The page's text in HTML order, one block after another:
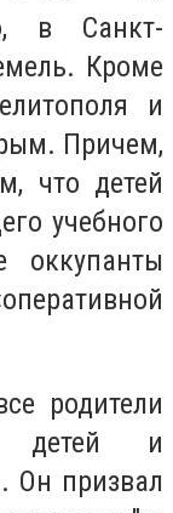
в Санкт-
Кроме
и
Причем,
что детей
учебного
родители
детей и
Он призвал